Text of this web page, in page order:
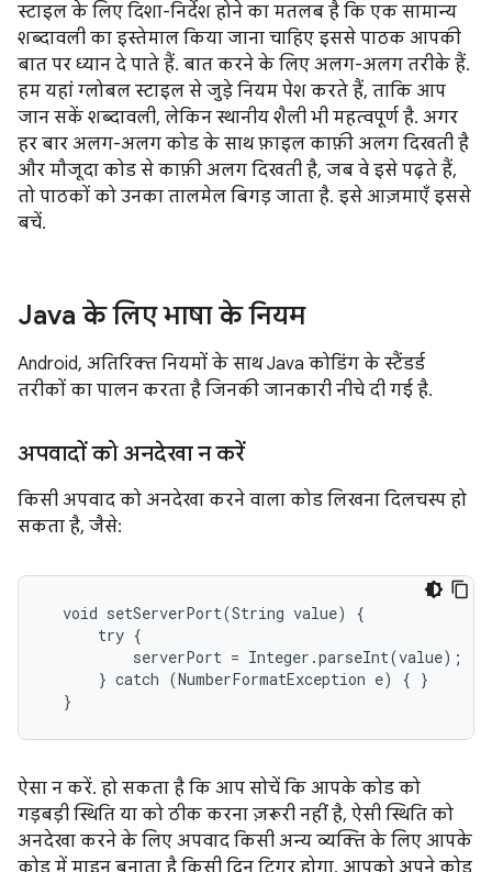
स्टाइल के लिए दिशा-निर्देश होने का मतलब है कि एक सामान्य
शब्दावली का इस्तेमाल किया जाना चाहिए इससे पाठक आपकी
बात पर ध्यान दे पाते हैं. बात करने के लिए अलग-अलग तरीके हैं.
हम यहां ग्लोबल स्टाइल से जुड़े नियम पेश करते हैं, ताकि आप
जान सकें शब्दावली, लेकिन स्थानीय शैली भी महत्वपूर्ण है. अगर
हर बार अलग-अलग कोड के साथ फ़ाइल काफ़ी अलग दिखती है
और मौजूदा कोड से काफ़ी अलग दिखती है, जब वे इसे पढ़ते हैं,
तो पाठकों को उनका तालमेल बिगड़ जाता है. इसे आज़माएँ इससे
बचें.
Java के लिए भाषा के नियम
Android, अतिरिक्त नियमों के साथ Java कोडिंग के स्टैंडर्ड
तरीकों का पालन करता है जिनकी जानकारी नीचे दी गई है.
अपवादों को अनदेखा न करें
किसी अपवाद को अनदेखा करने वाला कोड लिखना दिलचस्प हो
सकता है, जैसे:
  void setServerPort(String value) {
      try {
          serverPort = Integer.parseInt(value);
      } catch (NumberFormatException e) { }
  }
ऐसा न करें. हो सकता है कि आप सोचें कि आपके कोड को
गड़बड़ी स्थिति या को ठीक करना ज़रूरी नहीं है, ऐसी स्थिति को
अनदेखा करने के लिए अपवाद किसी अन्य व्यक्ति के लिए आपके
कोड में माइन बनाता है किसी दिन ट्रिगर होगा. आपको अपने कोड